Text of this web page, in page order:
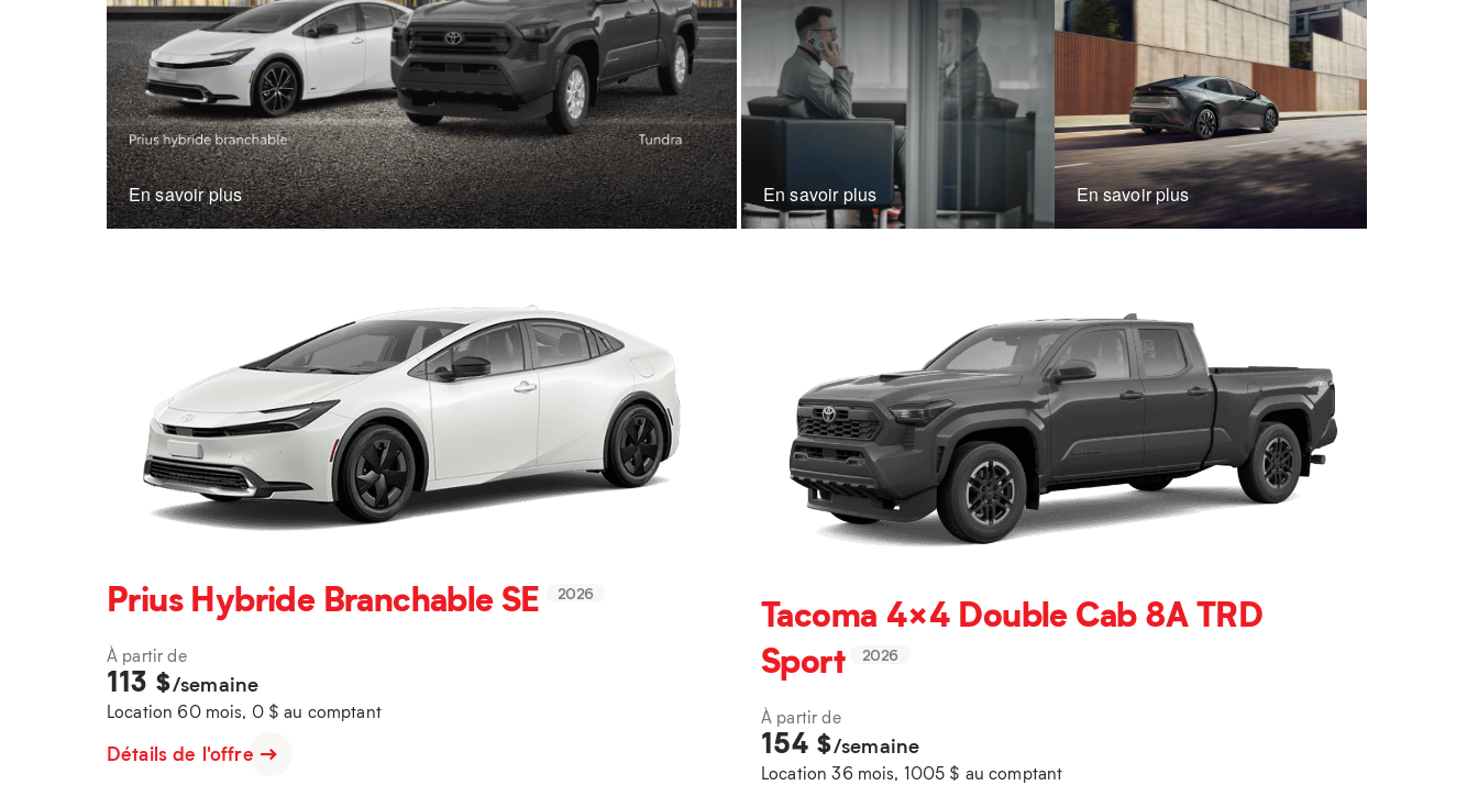
En savoir plus En savoir plus En savoir plus
Prius Hybride Branchable SE 2026
À partir de
113 $/semaine
Location 60 mois, 0 $ au comptant
Détails de l'offre
Tacoma 4×4 Double Cab 8A TRD
Sport
2026
À partir de
154 $/semaine
Location 36 mois, 1005 $ au comptant